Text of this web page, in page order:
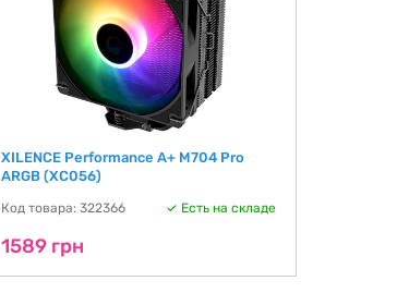
XILENCE Performance A+ M704 Pro
ARGB (XC056)
Код товара: 322366 Есть на складе
1589 грн